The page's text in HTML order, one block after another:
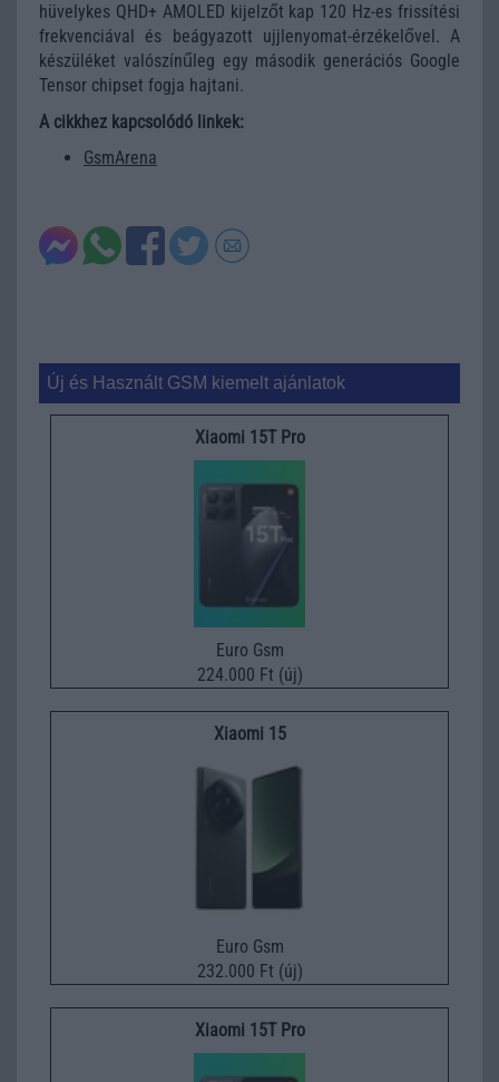
hüvelykes QHD+ AMOLED kijelzőt kap 120 Hz-es frissítési
frekvenciával és beágyazott ujjlenyomat-érzékelővel. A
készüléket valószínűleg egy második generációs Google
Tensor chipset fogja hajtani.
A cikkhez kapcsolódó linkek:
GsmArena
Új és Használt GSM kiemelt ajánlatok
Xiaomi 15T Pro
Euro Gsm
224.000 Ft (új)
Xiaomi 15
Euro Gsm
232.000 Ft (új)
Xiaomi 15T Pro